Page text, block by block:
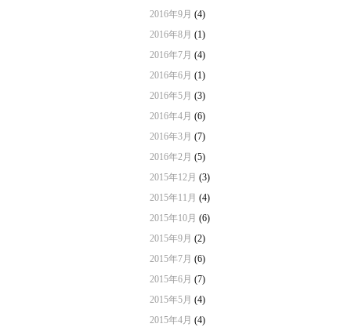
2016年9月 (4)
2016年8月 (1)
2016年7月 (4)
2016年6月 (1)
2016年5月 (3)
2016年4月 (6)
2016年3月 (7)
2016年2月 (5)
2015年12月 (3)
2015年11月 (4)
2015年10月 (6)
2015年9月 (2)
2015年7月 (6)
2015年6月 (7)
2015年5月 (4)
2015年4月 (4)